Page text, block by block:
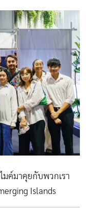
มค์มาคุยกับพวกเรา
Islands